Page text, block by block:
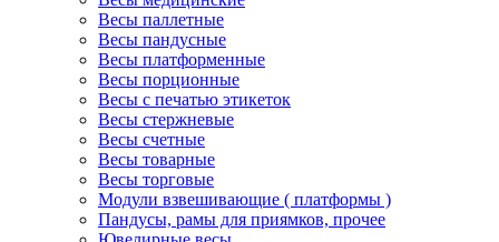
Весы паллетные
Весы пандусные
Весы платформенные
Весы порционные
Весы с печатью этикеток
Весы стержневые
Весы счетные
Весы товарные
Весы торговые
Модули взвешивающие ( платформы )
Пандусы, рамы для приямков, прочее